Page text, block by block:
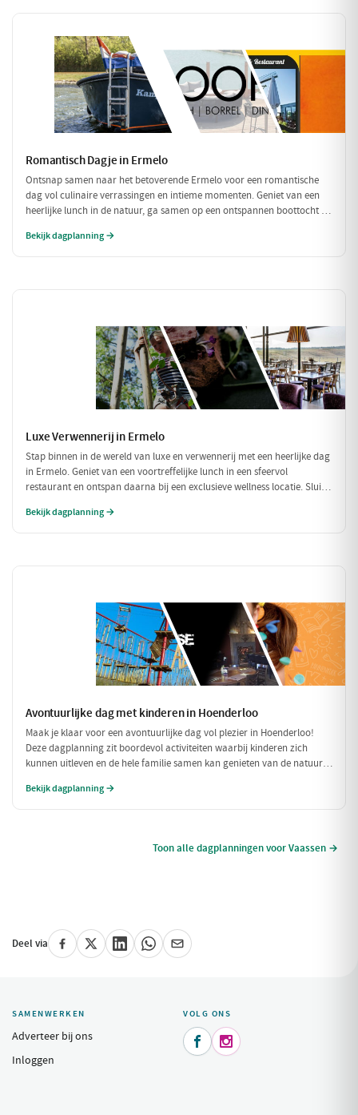
Romantisch Dagje in Ermelo
Ontsnap samen naar het betoverende Ermelo voor een romantische
dag vol culinaire verrassingen en intieme momenten. Geniet van een
heerlijke lunch in de natuur, ga samen op een ontspannen boottocht en
je geliefde!
Bekijk dagplanning →
Luxe Verwennerij in Ermelo
Stap binnen in de wereld van luxe en verwennerij met een heerlijke dag
in Ermelo. Geniet van een voortreffelijke lunch in een sfeervol
restaurant en ontspan daarna bij een exclusieve wellness locatie. Sluit
perfecte dag om jezelf te verwennen!
Bekijk dagplanning →
Avontuurlijke dag met kinderen in Hoenderloo
Maak je klaar voor een avontuurlijke dag vol plezier in Hoenderloo!
Deze dagplanning zit boordevol activiteiten waarbij kinderen zich
kunnen uitleven en de hele familie samen kan genieten van de natuur
ontdekken van een indoorspeelparadijs, deze dag is perfect voor
Bekijk dagplanning →
Toon alle dagplanningen voor Vaassen →
Deel via
SAMENWERKEN
Adverteer bij ons
Inloggen
VOLG ONS
 